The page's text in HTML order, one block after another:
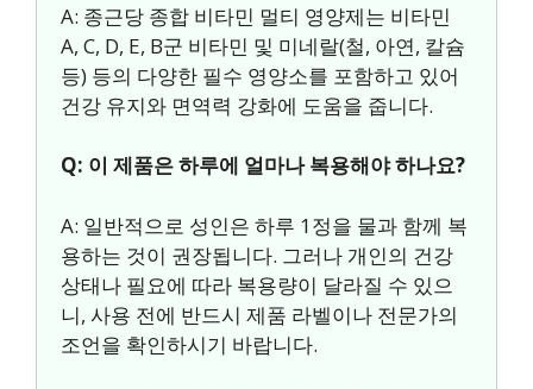
A: 종근당 종합 비타민 멀티 영양제는 비타민
A, C, D, E, B군 비타민 및 미네랄(철, 아연, 칼슘
등) 등의 다양한 필수 영양소를 포함하고 있어
건강 유지와 면역력 강화에 도움을 줍니다.
Q: 이 제품은 하루에 얼마나 복용해야 하나요?
A: 일반적으로 성인은 하루 1정을 물과 함께 복
용하는 것이 권장됩니다. 그러나 개인의 건강
상태나 필요에 따라 복용량이 달라질 수 있으
니, 사용 전에 반드시 제품 라벨이나 전문가의
조언을 확인하시기 바랍니다.